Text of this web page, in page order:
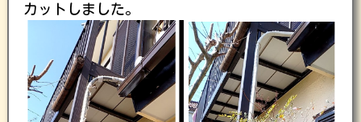
カットしました。